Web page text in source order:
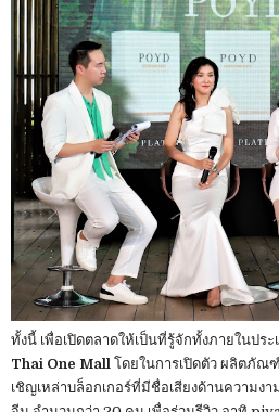
ทั้งนี้ เพื่อเปิดตลาดให้เป็นที่รู้จักทั้งภายในปร
Thai One Mall โดยในการเปิดตัว ผลิตภัณ
เชิญเหล่าบล็อกเกอร์ที่มีชื่อเสียงด้านความงา